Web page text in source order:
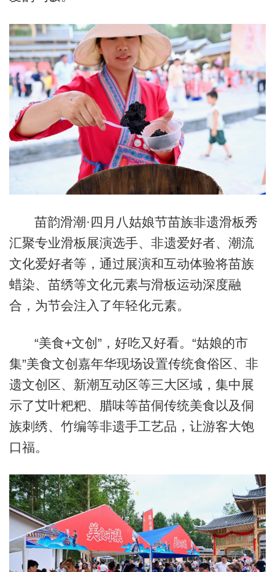
苗韵滑潮·四月八姑娘节苗族非遗滑板秀
汇聚专业滑板展演选手、非遗爱好者、潮流
文化爱好者等，通过展演和互动体验将苗族
蜡染、苗绣等文化元素与滑板运动深度融
合，为节会注入了年轻化元素。
“美食+文创”，好吃又好看。“姑娘的市
集”美食文创嘉年华现场设置传统食俗区、非
遗文创区、新潮互动区等三大区域，集中展
示了艾叶粑粑、腊味等苗侗传统美食以及侗
族刺绣、竹编等非遗手工艺品，让游客大饱
口福。